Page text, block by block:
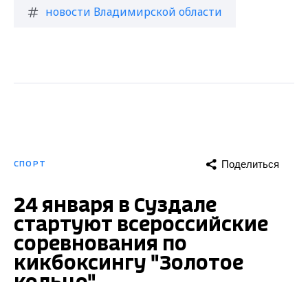
новости Владимирской области
СПОРТ Поделиться
24 января в Суздале
стартуют всероссийские
соревнования по
кикбоксингу "Золотое